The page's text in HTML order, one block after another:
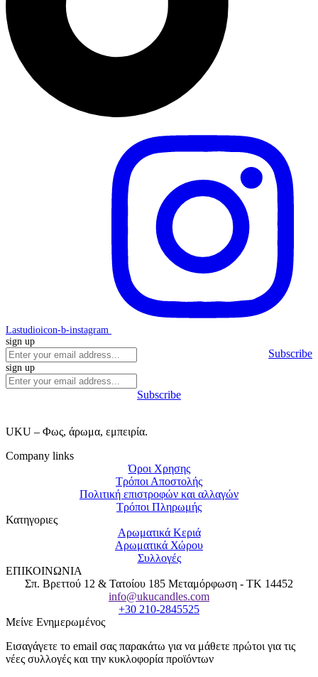
Lastudioicon-b-instagram
sign up
Subscribe
sign up
Subscribe
UKU – Φως, άρωμα, εμπειρία.
Company links
Όροι Χρησης
Τρόποι Αποστολής
Πολιτική επιστροφών και αλλαγών
Τρόποι Πληρωμής
Κατηγοριες
Αρωματικά Κεριά
Αρωματικά Χώρου
Συλλογές
ΕΠΙΚΟΙΝΩΝΙΑ
Σπ. Βρεττού 12 & Τατοίου 185 Μεταμόρφωση - ΤΚ 14452
info@ukucandles.com
+30 210-2845525
Μείνε Ενημερωμένος
Εισαγάγετε το email σας παρακάτω για να μάθετε πρώτοι για τις
νέες συλλογές και την κυκλοφορία προϊόντων